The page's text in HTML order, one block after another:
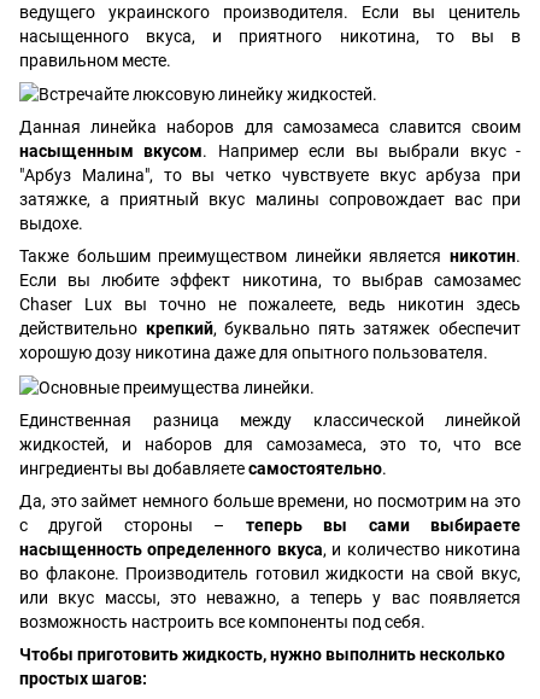
ведущего украинского производителя. Если вы ценитель
насыщенного вкуса, и приятного никотина, то вы в
правильном месте.
Данная линейка наборов для самозамеса славится своим
насыщенным вкусом. Например если вы выбрали вкус -
"Арбуз Малина", то вы четко чувствуете вкус арбуза при
затяжке, а приятный вкус малины сопровождает вас при
выдохе.
Также большим преимуществом линейки является никотин.
Если вы любите эффект никотина, то выбрав самозамес
Chaser Lux вы точно не пожалеете, ведь никотин здесь
действительно крепкий, буквально пять затяжек обеспечит
хорошую дозу никотина даже для опытного пользователя.
Единственная разница между классической линейкой
жидкостей, и наборов для самозамеса, это то, что все
ингредиенты вы добавляетесамостоятельно.
Да, это займет немного больше времени, но посмотрим на это
с другой стороны – теперь вы сами выбираете
насыщенность определенного вкуса, и количество никотина
во флаконе. Производитель готовил жидкости на свой вкус,
или вкус массы, это неважно, а теперь у вас появляется
возможность настроить все компоненты под себя.
Чтобы приготовить жидкость, нужно выполнить несколько
простых шагов: